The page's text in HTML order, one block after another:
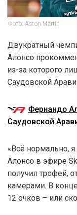
Фото: Aston Martin
Двукратный
Алонсо
из-за которого
Саудовской
Фернандо
Саудовской
«Всё нормально, я
Алонсо в эфире
получил трофей,
камерами. В
12 очков – или